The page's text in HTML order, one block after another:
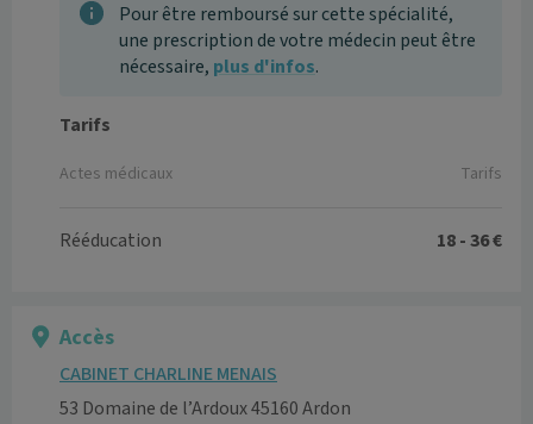
Pour être remboursé sur cette spécialité,
une prescription de votre médecin peut être
nécessaire, plus d'infos.
Tarifs
Actes médicaux Tarifs
Rééducation 18 - 36 €
Accès
CABINET CHARLINE MENAIS
53 Domaine de l’Ardoux 45160 Ardon